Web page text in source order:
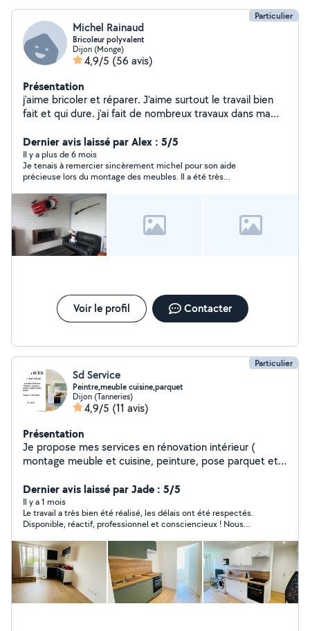
Particulier
Michel Rainaud
Bricoleur polyvalent
Dijon (Monge)
4,9/5 (56 avis)
Présentation
j'aime bricoler et réparer. J'aime surtout le travail bien
fait et qui dure. j'ai fait de nombreux travaux dans ma
Dernier avis laissé par Alex : 5/5
Il y a plus de 6 mois
Je tenais à remercier sincèrement michel pour son aide
précieuse lors du montage des meubles. Il a été très
impeccable, fait avec sérieux et efficacité. Un grand merci à
lui, je le recommande sans hésiter !
Voir le profil Contacter
Particulier
Sd Service
Peintre,meuble cuisine,parquet
Dijon (Tanneries)
4,9/5 (11 avis)
Présentation
Je propose mes services en rénovation intérieur (
montage meuble et cuisine, peinture, pose parquet et
J'accorde une importance particulière au travail de
qualité et bien fait . Votre satisfaction sera toujours
notre priorité. Cordialement
Dernier avis laissé par Jade : 5/5
Il y a 1 mois
Le travail a très bien été réalisé, les délais ont été respectés.
Disponible, réactif, professionnel et consciencieux ! Nous